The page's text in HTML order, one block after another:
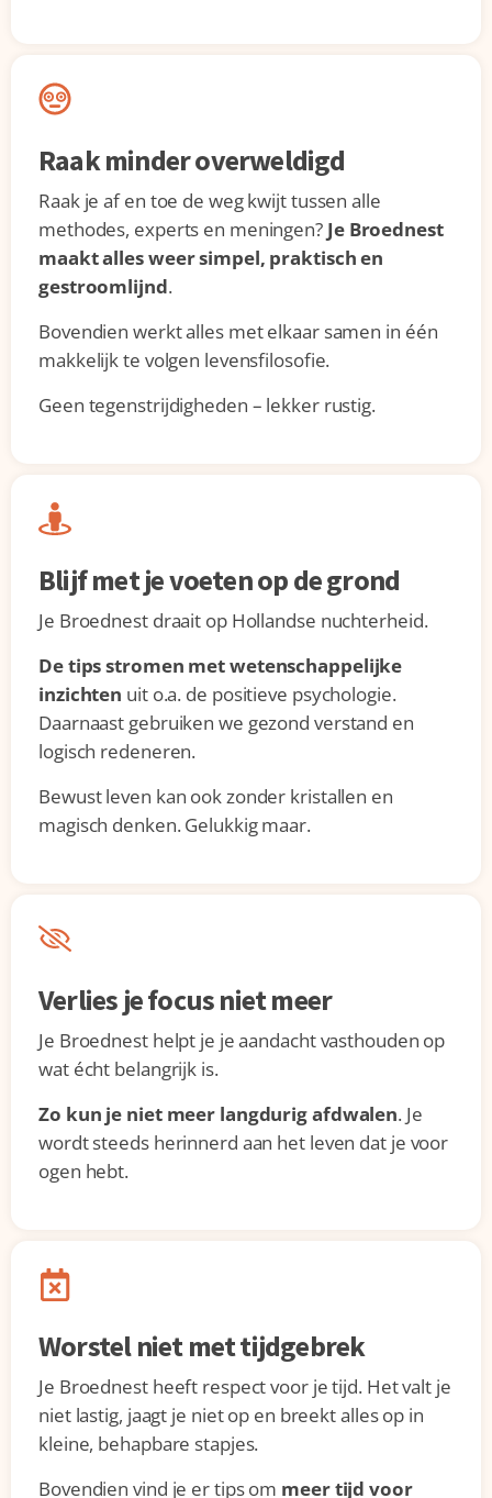
Raak minder overweldigd
Raak je af en toe de weg kwijt tussen alle
methodes, experts en meningen? Je Broednest
maakt alles weer simpel, praktisch en
gestroomlijnd.
Bovendien werkt alles met elkaar samen in één
makkelijk te volgen levensfilosofie.
Geen tegenstrijdigheden – lekker rustig.
Blijf met je voeten op de grond
Je Broednest draait op Hollandse nuchterheid.
De tips stromen met wetenschappelijke
inzichten uit o.a. de positieve psychologie.
Daarnaast gebruiken we gezond verstand en
logisch redeneren.
Bewust leven kan ook zonder kristallen en
magisch denken. Gelukkig maar.
Verlies je focus niet meer
Je Broednest helpt je je aandacht vasthouden op
wat écht belangrijk is.
Zo kun je niet meer langdurig afdwalen. Je
wordt steeds herinnerd aan het leven dat je voor
ogen hebt.
Worstel niet met tijdgebrek
Je Broednest heeft respect voor je tijd. Het valt je
niet lastig, jaagt je niet op en breekt alles op in
kleine, behapbare stapjes.
Bovendien vind je er tips om meer tijd voor